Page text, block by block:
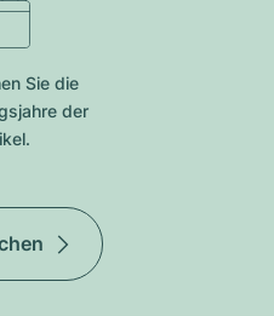
Sie die
der